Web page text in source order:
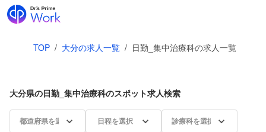
TOP / 大分の求人一覧 / 日勤_集中治療科の求人一覧
大分県の日勤_集中治療科のスポット求人検索
都道府県を選択 日程を選択 診療科を選択